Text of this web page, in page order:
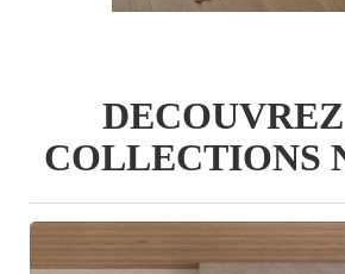
COLLECTIONS